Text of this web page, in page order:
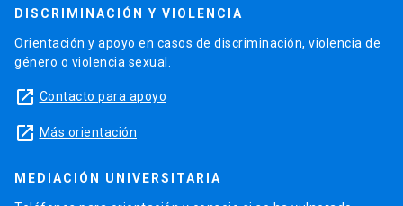
DISCRIMINACIÓN Y VIOLENCIA
Orientación y apoyo en casos de discriminación, violencia de
género o violencia sexual.
launch Contacto para apoyo
launch Más orientación
MEDIACIÓN UNIVERSITARIA